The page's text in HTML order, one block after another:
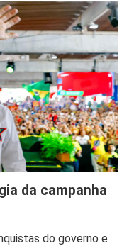
da campanha
do governo e